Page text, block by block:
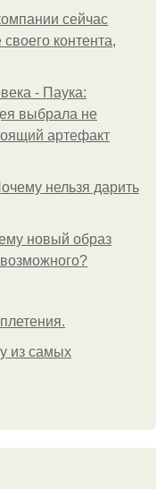
сейчас
контента,
- Паука:
выбрала не
артефакт
нельзя дарить
новый образ
из самых